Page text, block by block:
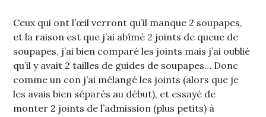
Ceux qui ont l’œil verront qu’il manque 2 soupapes,
et la raison est que j’ai abîmé 2 joints de queue de
soupapes, j’ai bien comparé les joints mais j’ai oublié
qu’il y avait 2 tailles de guides de soupapes… Donc
comme un con j’ai mélangé les joints (alors que je
les avais bien séparés au début), et essayé de
monter 2 joints de l’admission (plus petits) à